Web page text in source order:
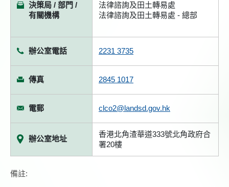
決策局 / 部門 /
有關機構
法律諮詢及田土轉易處
法律諮詢及田土轉易處 - 總部
辦公室電話 2231 3735
傳真 2845 1017
電郵 clco2@landsd.gov.hk
辦公室地址
香港北角渣華道333號北角政府合
署20樓
備註: